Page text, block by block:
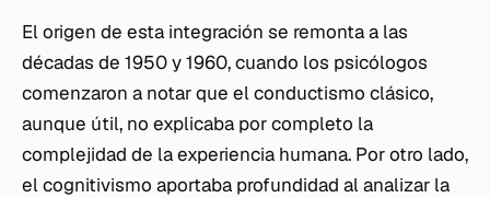
El origen de esta integración se remonta a las
décadas de 1950 y 1960, cuando los psicólogos
comenzaron a notar que el conductismo clásico,
aunque útil, no explicaba por completo la
complejidad de la experiencia humana. Por otro lado,
el cognitivismo aportaba profundidad al analizar la